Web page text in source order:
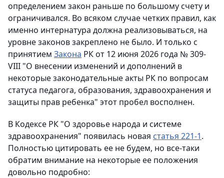
определением закон раньше по большому счету и
ограничивался. Во всяком случае четких правил, как
именно интернатура должна реализовываться, на
уровне законов закреплено не было. И только с
принятием Закона РК от 12 июня 2026 года № 309-
VIII "О внесении изменений и дополнений в
некоторые законодательные акты РК по вопросам
статуса педагога, образования, здравоохранения и
защиты прав ребенка" этот пробел восполнен.
В Кодексе РК "О здоровье народа и системе
здравоохранения" появилась новая статья 221-1.
Полностью цитировать ее не будем, но все-таки
обратим внимание на некоторые ее положения
довольно подробно: